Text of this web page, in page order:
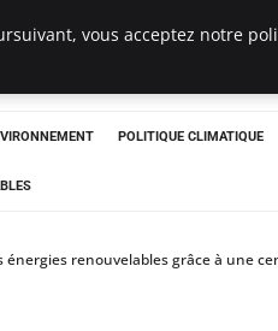
POLITIQUE CLIMATIQUE
énergies renouvelables grâce à une
vous acceptez notre